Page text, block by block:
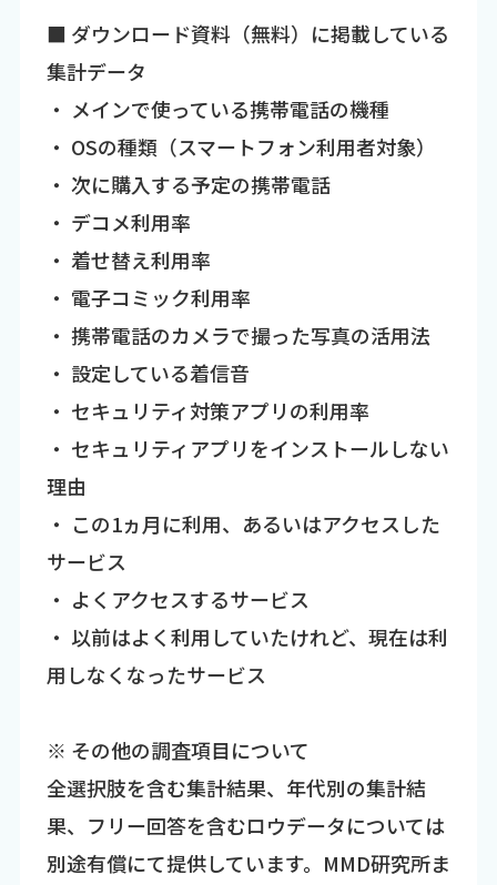
■ ダウンロード資料（無料）に掲載している
集計データ
・ メインで使っている携帯電話の機種
・ OSの種類（スマートフォン利用者対象）
・ 次に購入する予定の携帯電話
・ デコメ利用率
・ 着せ替え利用率
・ 電子コミック利用率
・ 携帯電話のカメラで撮った写真の活用法
・ 設定している着信音
・ セキュリティ対策アプリの利用率
・ セキュリティアプリをインストールしない
理由
・ この1ヵ月に利用、あるいはアクセスした
サービス
・ よくアクセスするサービス
・ 以前はよく利用していたけれど、現在は利
用しなくなったサービス
※ その他の調査項目について
全選択肢を含む集計結果、年代別の集計結
果、フリー回答を含むロウデータについては
別途有償にて提供しています。MMD研究所ま